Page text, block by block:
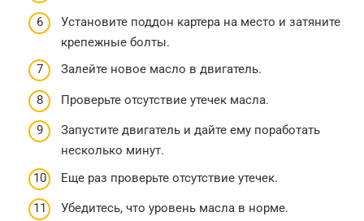
Установите поддон картера на место и затяните
крепежные болты.
Залейте новое масло в двигатель.
Проверьте отсутствие утечек масла.
Запустите двигатель и дайте ему поработать
несколько минут.
Еще раз проверьте отсутствие утечек.
Убедитесь, что уровень масла в норме.